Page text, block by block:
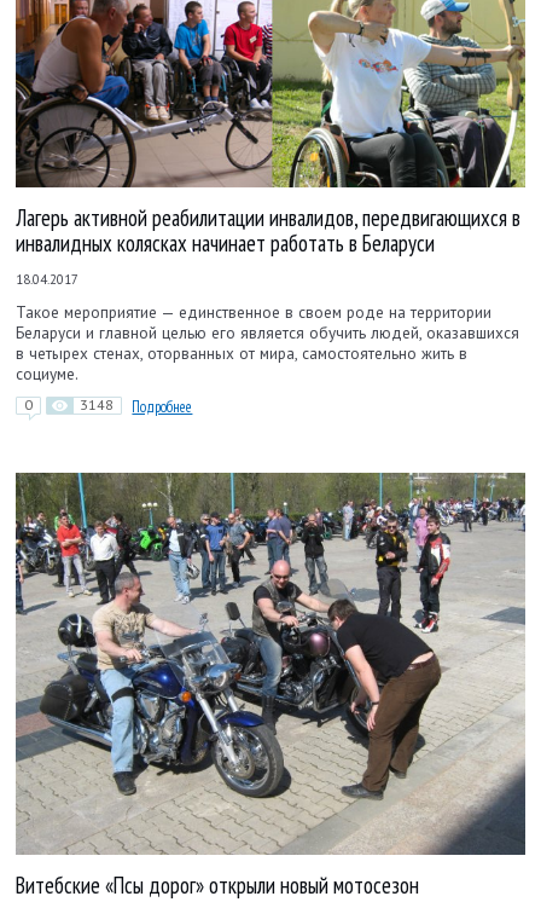
Лагерь активной реабилитации инвалидов, передвигающихся в
инвалидных колясках начинает работать в Беларуси
18.04.2017
Такое мероприятие — единственное в своем роде на территории
Беларуси и главной целью его является обучить людей, оказавшихся
в четырех стенах, оторванных от мира, самостоятельно жить в
социуме.
0 3148 Подробнее
Витебские «Псы дорог» открыли новый мотосезон